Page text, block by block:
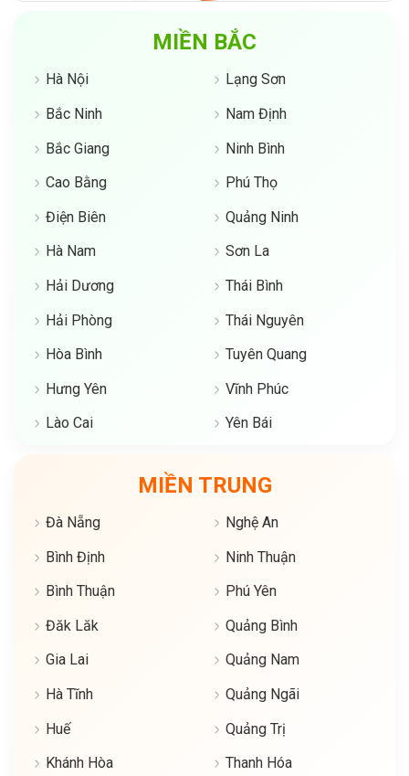
MIỀN BẮC
Hà Nội
Bắc Ninh
Bắc Giang
Cao Bằng
Điện Biên
Hà Nam
Hải Dương
Hải Phòng
Hòa Bình
Hưng Yên
Lào Cai
Lạng Sơn
Nam Định
Ninh Bình
Phú Thọ
Quảng Ninh
Sơn La
Thái Bình
Thái Nguyên
Tuyên Quang
Vĩnh Phúc
Yên Bái
MIỀN TRUNG
Đà Nẵng
Bình Định
Bình Thuận
Đăk Lăk
Gia Lai
Hà Tĩnh
Huế
Khánh Hòa
Nghệ An
Ninh Thuận
Phú Yên
Quảng Bình
Quảng Nam
Quảng Ngãi
Quảng Trị
Thanh Hóa